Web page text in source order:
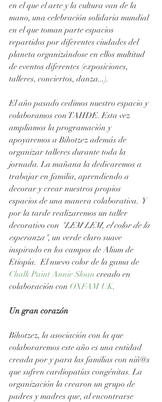
en el que el arte y la cultura van de la
mano, una celebración solidaria mundial
en el que toman parte espacios
repartidos por diferentes ciudades del
planeta organizándose en ellos multitud
de eventos diferentes (exposiciones,
talleres, conciertos, danza...).
El año pasado cedimos nuestro espacio y
colaboramos con TAHDE. Esta vez
ampliamos la programación y
apoyaremos a Bihotzez además de
organizar talleres durante toda la
jornada. La mañana la dedicaremos a
trabajar en familia, aprendiendo a
decorar y crear nuestros propios
espacios de una manera colaborativa.  Y
por la tarde realizaremos un taller
decorativo con "LEM LEM, el color de la
esperanza", un verde claro suave
inspirado en los campos de Alium de
Etiopía.  El nuevo color de la gama de
Chalk Paint Annie Sloan creado en
colaboración con OXFAM UK.
Un gran corazón
Bihotzez, la asociación con la que
colaboraremos este año es una entidad
creada por y para las familias con niñ@s
que sufren cardiopatías congénitas. La
organización la crearon un grupo de
padres y madres que, al encontrarse